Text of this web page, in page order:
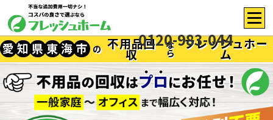
0120-983-044
愛知県東海市 の 不用品回
収
な
ら
フレッシュホー
ム